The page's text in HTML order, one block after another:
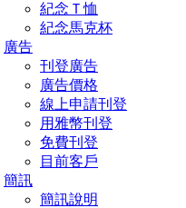
紀念Ｔ恤
紀念馬克杯
廣告
刊登廣告
廣告價格
線上申請刊登
用雅幣刊登
免費刊登
目前客戶
簡訊
簡訊說明